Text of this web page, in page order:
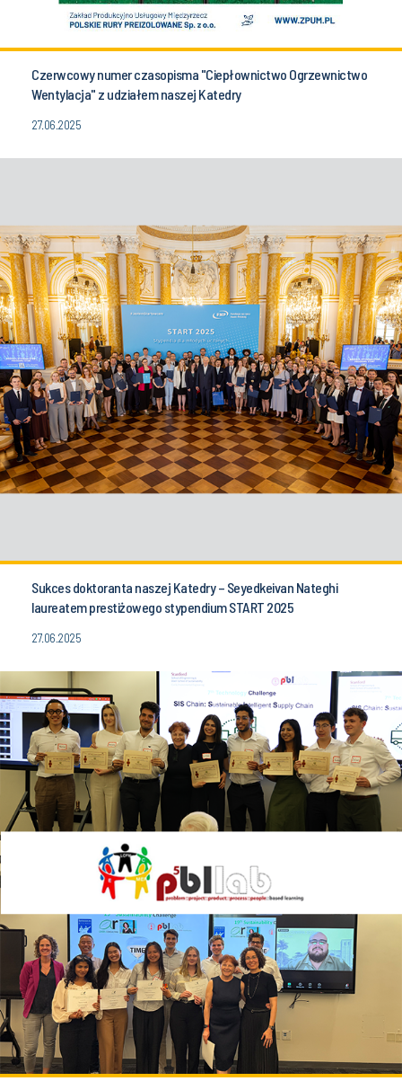
Czerwcowy numer czasopisma "Ciepłownictwo Ogrzewnictwo
Wentylacja" z udziałem naszej Katedry
27.06.2025
Sukces doktoranta naszej Katedry – Seyedkeivan Nateghi
laureatem prestiżowego stypendium START 2025
27.06.2025